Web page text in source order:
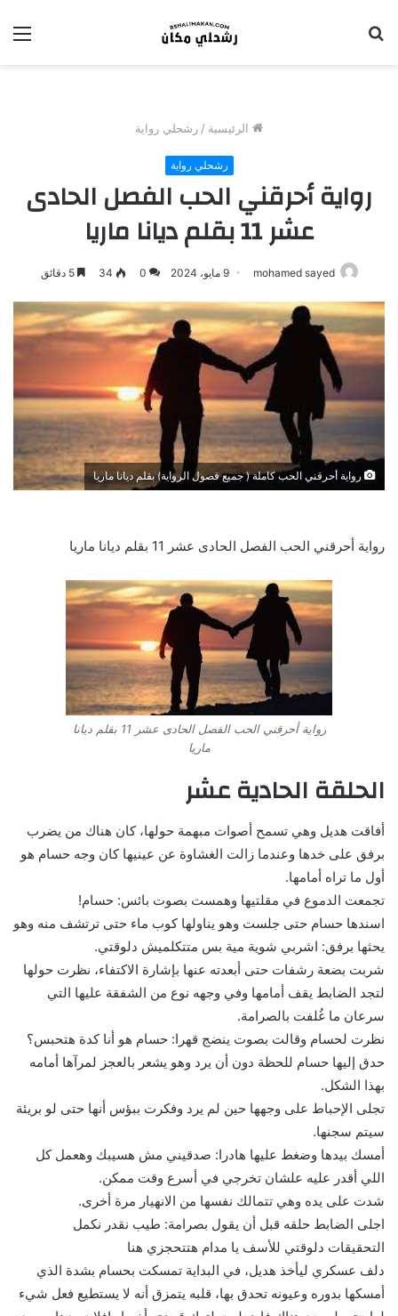
الرئيسية / رشحلي رواية
رشحلي رواية
رواية أحرقني الحب الفصل الحادى
عشر 11 بقلم ديانا ماريا
mohamed sayed 9 مايو، 2024 0
34 5 دقائق
رواية أحرقني الحب كاملة ( جميع فصول الرواية) بقلم ديانا ماريا
رواية أحرقني الحب الفصل الحادى عشر 11 بقلم ديانا ماريا
رواية أحرقني الحب الفصل الحادى عشر 11 بقلم ديانا
ماريا
الحلقة الحادية عشر
أفاقت هديل وهي تسمح أصوات مبهمة حولها، كان هناك من يضرب
برفق على خدها وعندما زالت الغشاوة عن عينيها كان وجه حسام هو
أول ما تراه أمامها.
تجمعت الدموع في مقلتيها وهمست بصوت بائس: حسام!
اسندها حسام حتى جلست وهو يناولها كوب ماء حتى ترتشف منه وهو
يحثها برفق: اشربي شوية مية بس متتكلميش دلوقتي.
شربت بضعة رشفات حتى أبعدته عنها بإشارة الاكتفاء، نظرت حولها
لتجد الضابط يقف أمامها وفي وجهه نوع من الشفقة عليها التي
سرعان ما غُلفت بالصرامة.
نظرت لحسام وقالت بصوت ينضج قهرا: حسام هو أنا كدة هتحبس؟
حدق إليها حسام للحظة دون أن يرد وهو يشعر بالعجز لمرآها أمامه
بهذا الشكل.
تجلى الإحباط على وجهها حين لم يرد وفكرت ببؤس أنها حتى لو بريئة
سيتم سجنها.
أمسك بيدها وضغط عليها هادرا: صدقيني مش هسيبك وهعمل كل
اللي أقدر عليه علشان تخرجي في أسرع وقت ممكن.
شدت على يده وهي تتمالك نفسها من الانهيار مرة أخرى.
اجلى الضابط حلقه قبل أن يقول بصرامة: طيب نقدر نكمل
التحقيقات دلوقتي للأسف يا مدام هتتحجزي هنا
دلف عسكري ليأخذ هديل، في البداية تمسكت بحسام بشدة الذي
أمسكها بدوره وعيونه تحدق بها، قلبه يتمزق أنه لا يستطيع فعل شيء